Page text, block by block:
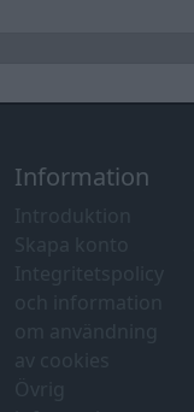
Information